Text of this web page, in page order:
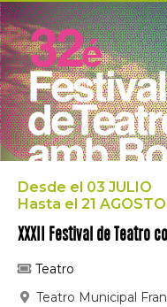
Desde el 03 JULIO
Hasta el 21 AGOSTO
XXXII Festival de Teatro
Teatro
Teatro Municipal